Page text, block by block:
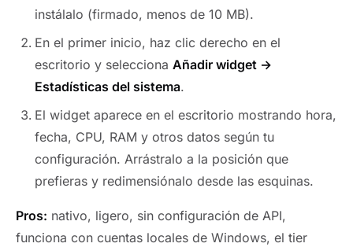
instálalo (firmado, menos de 10 MB).
En el primer inicio, haz clic derecho en el
escritorio y selecciona Añadir widget →
Estadísticas del sistema.
El widget aparece en el escritorio mostrando hora,
fecha, CPU, RAM y otros datos según tu
configuración. Arrástralo a la posición que
prefieras y redimensiónalo desde las esquinas.
Pros: nativo, ligero, sin configuración de API,
funciona con cuentas locales de Windows, el tier